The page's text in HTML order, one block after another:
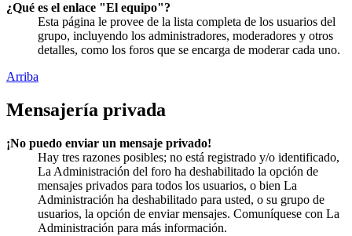
¿Qué es el enlace "El equipo"?
Esta página le provee de la lista completa de los usuarios del
grupo, incluyendo los administradores, moderadores y otros
detalles, como los foros que se encarga de moderar cada uno.
Arriba
Mensajería privada
¡No puedo enviar un mensaje privado!
Hay tres razones posibles; no está registrado y/o identificado,
La Administración del foro ha deshabilitado la opción de
mensajes privados para todos los usuarios, o bien La
Administración ha deshabilitado para usted, o su grupo de
usuarios, la opción de enviar mensajes. Comuníquese con La
Administración para más información.